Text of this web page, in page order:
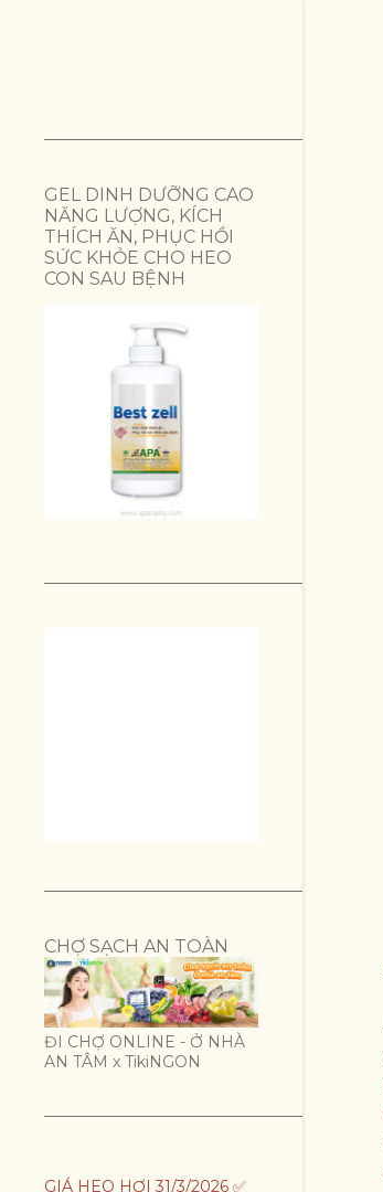
GEL DINH DƯỠNG CAO
NĂNG LƯỢNG, KÍCH
THÍCH ĂN, PHỤC HỒI
SỨC KHỎE CHO HEO
CON SAU BỆNH
CHỢ SẠCH AN TOÀN
ĐI CHỢ ONLINE - Ở NHÀ
AN TÂM x TikiNGON
GIÁ HEO HƠI 31/3/2026 ✅